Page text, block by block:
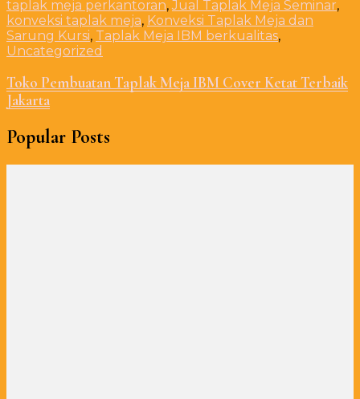
taplak meja perkantoran,Jual Taplak Meja Seminar,
konveksi taplak meja, Konveksi Taplak Meja dan
Sarung Kursi, Taplak Meja IBM berkualitas,
Uncategorized
Toko Pembuatan Taplak Meja IBM Cover Ketat Terbaik
Jakarta
Popular Posts